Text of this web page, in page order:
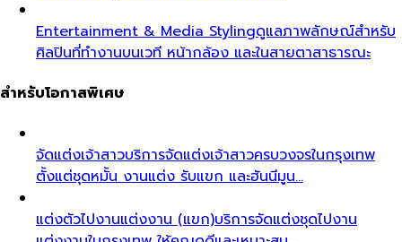
Entertainment & Media Stylingดูแลภาพลักษณ์สำหรับ
ศิลปินที่ทำงานบนเวที หน้ากล้อง และในสายตาสาธารณะ
สำหรับโอกาสพิเศษ
จัดแต่งเจ้าสาวบริการจัดแต่งเจ้าสาวครบวงจรในกรุงเทพ
ตั้งแต่ชุดหมั้น งานแต่ง รับแขก และฮันนีมูน…
แต่งตัวไปงานแต่งงาน (แขก)บริการจัดแต่งชุดไปงาน